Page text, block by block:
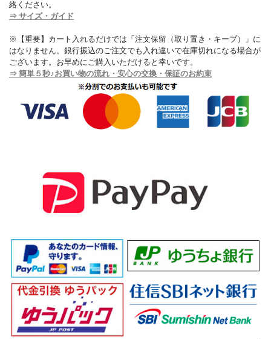
絡ください。
⇒ サイズ・ガイド
※【重要】カート入れるだけでは「注文保留（取り置き・キープ）」に
はなりません。銀行振込のご注文でも入れ違いで在庫切れになる場合が
ございます。お早めにご購入いただけると幸いです。
⇒ 簡単５秒♪お買い物の流れ・安心の交換・保証のお約束